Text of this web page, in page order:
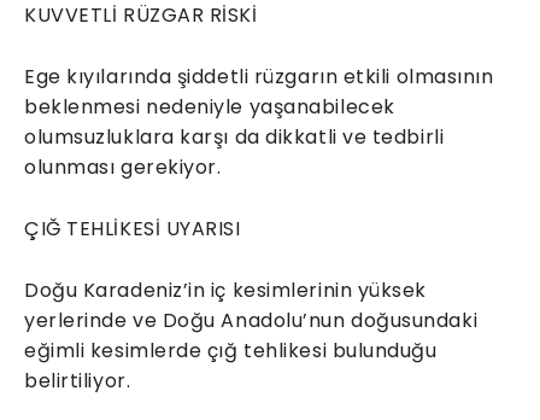
KUVVETLİ RÜZGAR RİSKİ
Ege kıyılarında şiddetli rüzgarın etkili olmasının
beklenmesi nedeniyle yaşanabilecek
olumsuzluklara karşı da dikkatli ve tedbirli
olunması gerekiyor.
ÇIĞ TEHLİKESİ UYARISI
Doğu Karadeniz’in iç kesimlerinin yüksek
yerlerinde ve Doğu Anadolu’nun doğusundaki
eğimli kesimlerde çığ tehlikesi bulunduğu
belirtiliyor.